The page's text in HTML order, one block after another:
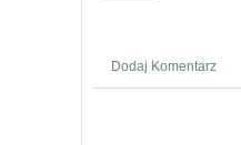
Dodaj Komentarz